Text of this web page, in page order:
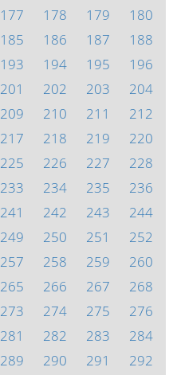
177 178 179
180
185 186 187
188
193 194 195
196
201 202 203
204
209 210 211
212
217 218 219
220
225 226 227
228
233 234 235
236
241 242 243
244
249 250 251
252
257 258 259
260
265 266 267
268
273 274 275
276
281 282 283
284
289 290 291
292